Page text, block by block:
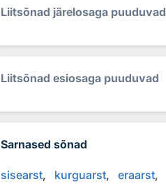
Liitsõnad järelosaga puuduvad
Liitsõnad esiosaga puuduvad
Sarnased sõnad
sisearst kurguarst
eraarst